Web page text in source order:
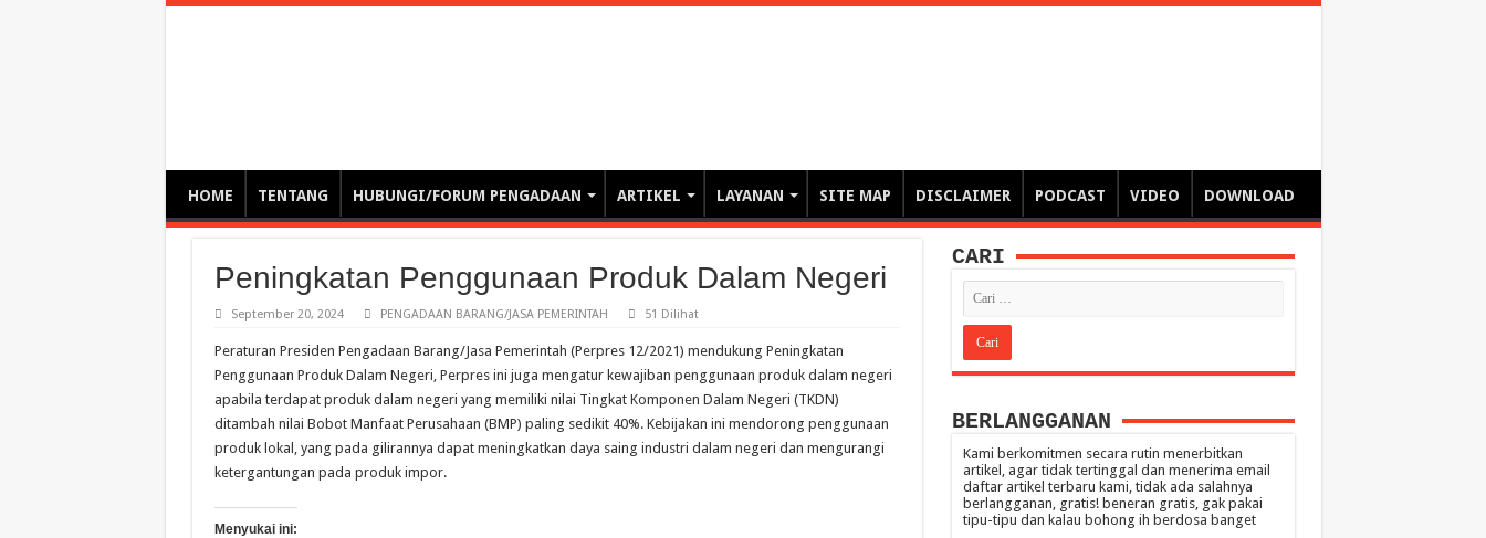
HOME TENTANG HUBUNGI/FORUM PENGADAAN ARTIKEL LAYANAN SITE MAP DISCLAIMER PODCAST VIDEO DOWNLOAD
Peningkatan Penggunaan Produk Dalam Negeri
September 20, 2024 PENGADAAN BARANG/JASA PEMERINTAH 51 Dilihat
Peraturan Presiden Pengadaan Barang/Jasa Pemerintah (Perpres 12/2021) mendukung Peningkatan
Penggunaan Produk Dalam Negeri, Perpres ini juga mengatur kewajiban penggunaan produk dalam negeri
apabila terdapat produk dalam negeri yang memiliki nilai Tingkat Komponen Dalam Negeri (TKDN)
ditambah nilai Bobot Manfaat Perusahaan (BMP) paling sedikit 40%. Kebijakan ini mendorong penggunaan
produk lokal, yang pada gilirannya dapat meningkatkan daya saing industri dalam negeri dan mengurangi
ketergantungan pada produk impor.
Menyukai ini:
CARI
BERLANGGANAN
Kami berkomitmen secara rutin menerbitkan
artikel, agar tidak tertinggal dan menerima email
daftar artikel terbaru kami, tidak ada salahnya
berlangganan, gratis! beneran gratis, gak pakai
tipu-tipu dan kalau bohong ih berdosa banget